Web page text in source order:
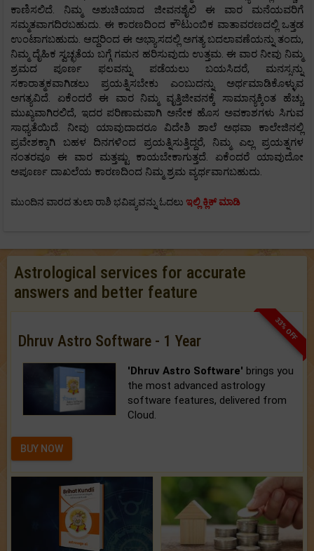
ಕಾಣಿಸಲಿದೆ. ನಿಮ್ಮ ಅಶುಚಿಯಾದ ಜೀವನಶೈಲಿ ಈ ವಾರ ಮನೆಯವರಿಗೆ
ಸಮ್ಮತವಾಗದಿರಬಹುದು. ಈ ಕಾರಣದಿಂದ ಕೌಟುಂಬಿಕ ವಾತಾವರಣದಲ್ಲಿ ಒತ್ತಡ
ಉಂಟಾಗಬಹುದು. ಆದ್ದರಿಂದ ಈ ಅಭ್ಯಾಸದಲ್ಲಿ ಅಗತ್ಯ ಬದಲಾವಣೆಯನ್ನು ತಂದು,
ನಿಮ್ಮ ದೈಹಿಕ ಸ್ವಚ್ಛತೆಯ ಬಗ್ಗೆ ಗಮನ ಹರಿಸುವುದು ಉತ್ತಮ. ಈ ವಾರ ನೀವು ನಿಮ್ಮ
ಶ್ರಮದ ಪೂರ್ಣ ಫಲವನ್ನು ಪಡೆಯಲು ಬಯಸಿದರೆ, ಮನಸ್ಸನ್ನು
ಸಕಾರಾತ್ಮಕವಾಗಿಡಲು ಪ್ರಯತ್ನಿಸಬೇಕು ಎಂಬುದನ್ನು ಅರ್ಥಮಾಡಿಕೊಳ್ಳುವ
ಅಗತ್ಯವಿದೆ. ಏಕೆಂದರೆ ಈ ವಾರ ನಿಮ್ಮ ವೃತ್ತಿಜೀವನಕ್ಕೆ ಸಾಮಾನ್ಯಕ್ಕಿಂತ ಹೆಚ್ಚು
ಮುಖ್ಯವಾಗಿರಲಿದೆ, ಇದರ ಪರಿಣಾಮವಾಗಿ ಅನೇಕ ಹೊಸ ಅವಕಾಶಗಳು ಸಿಗುವ
ಸಾಧ್ಯತೆಯಿದೆ. ನೀವು ಯಾವುದಾದರೂ ವಿದೇಶಿ ಶಾಲೆ ಅಥವಾ ಕಾಲೇಜಿನಲ್ಲಿ
ಪ್ರವೇಶಕ್ಕಾಗಿ ಬಹಳ ದಿನಗಳಿಂದ ಪ್ರಯತ್ನಿಸುತ್ತಿದ್ದರೆ, ನಿಮ್ಮ ಎಲ್ಲ ಪ್ರಯತ್ನಗಳ
ನಂತರವೂ ಈ ವಾರ ಮತ್ತಷ್ಟು ಕಾಯಬೇಕಾಗುತ್ತದೆ. ಏಕೆಂದರೆ ಯಾವುದೋ
ಅಪೂರ್ಣ ದಾಖಲೆಯ ಕಾರಣದಿಂದ ನಿಮ್ಮ ಶ್ರಮ ವ್ಯರ್ಥವಾಗಬಹುದು.
ಮುಂದಿನ ವಾರದ ತುಲಾ ರಾಶಿ ಭವಿಷ್ಯವನ್ನು ಓದಲು ಇಲ್ಲಿ ಕ್ಲಿಕ್ ಮಾಡಿ
Astrological services for accurate
answers and better feature
33% OFF
Dhruv Astro Software - 1 Year
'Dhruv Astro Software' brings you
the most advanced astrology
software features, delivered from
Cloud.
BUY NOW